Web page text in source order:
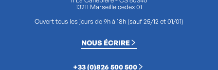
13211 Marseille cedex 01
Ouvert tous les jours de 9h à 18h (sauf 25/12 et 01/01)
NOUS ÉCRIRE
+33 (0)826 500 500